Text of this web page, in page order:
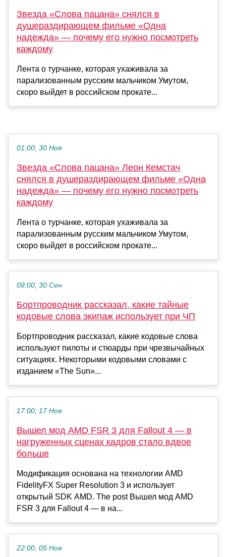
Звезда «Слова пацана» снялся в
душераздирающем фильме «Одна
надежда» — почему его нужно посмотреть
каждому
Лента о турчанке, которая ухаживала за
парализованным русским мальчиком Умутом,
скоро выйдет в российском прокате...
01:00, 30 Ноя
Звезда «Слова пацана» Леон Кемстач
снялся в душераздирающем фильме «Одна
надежда» — почему его нужно посмотреть
каждому
Лента о турчанке, которая ухаживала за
парализованным русским мальчиком Умутом,
скоро выйдет в российском прокате...
09:00, 30 Сен
Бортпроводник рассказал, какие тайные
кодовые слова экипаж использует при ЧП
Бортпроводник рассказал, какие кодовые слова
используют пилоты и стюарды при чрезвычайных
ситуациях. Некоторыми кодовыми словами с
изданием «The Sun»...
17:00, 17 Ноя
Вышел мод AMD FSR 3 для Fallout 4 — в
нагруженных сценах кадров стало вдвое
больше
Модификация основана на технологии AMD
FidelityFX Super Resolution 3 и использует
открытый SDK AMD. The post Вышел мод AMD
FSR 3 для Fallout 4 — в на...
22:00, 05 Ноя